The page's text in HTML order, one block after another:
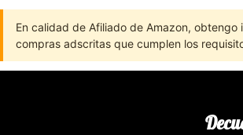
En calidad de Afiliado de Amazon, obtengo
compras adscritas que cumplen los